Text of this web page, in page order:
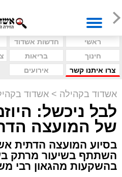
ראשי חדשות אשדוד
חינוך
בריאות
צרו איתנו קשר
אירועים
אשדוד בקהילה > אשדוד
לבל ניכשל:
של המועצה
בסיוע המועצה הדתית
השתתף בשיעור מרתק
בהשקעות מהגאון רבי